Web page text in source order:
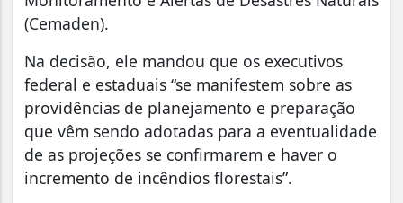
(Cemaden).
Na decisão, ele mandou que os executivos
federal e estaduais “se manifestem sobre as
providências de planejamento e preparação
que vêm sendo adotadas para a eventualidade
de as projeções se confirmarem e haver o
incremento de incêndios florestais”.